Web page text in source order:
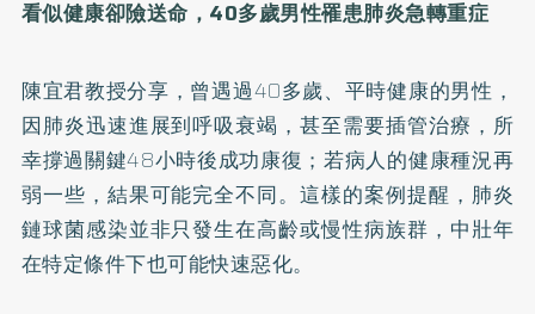
看似健康卻險送命， 40多歲男性罹患肺炎急轉重症
陳宜君教授分享，曾遇過40多歲、平時健康的男性，
因肺炎迅速進展到呼吸衰竭，甚至需要插管治療，所
幸撐過關鍵48小時後成功康復；若病人的健康種況再
弱一些，結果可能完全不同。這樣的案例提醒，肺炎
鏈球菌感染並非只發生在高齡或慢性病族群，中壯年
在特定條件下也可能快速惡化。